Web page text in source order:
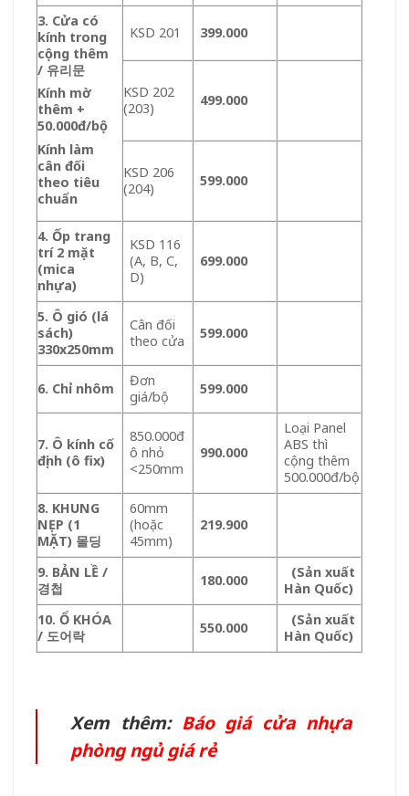
3. Cửa có
kính trong
cộng thêm
/ 유리문
Kính mờ
thêm +
50.000đ/bộ
Kính làm
cân đối
theo tiêu
chuẩn
KSD 201 399.000
KSD 202
(203)
499.000
KSD 206
(204)
599.000
4. Ốp trang
trí 2 mặt
(mica
nhựa)
KSD 116
(A, B, C,
D)
699.000
5. Ô gió (lá
sách)
330x250mm
Cân đối
theo cửa
599.000
6. Chỉ nhôm
Đơn
giá/bộ
599.000
7. Ô kính cố
định (ô fix)
850.000đ
ô nhỏ
<250mm
990.000
Loại Panel
ABS thì
cộng thêm
500.000đ/bộ
8. KHUNG
NẸP (1
MẶT) 몰딩
60mm
(hoặc
45mm)
219.900
9. BẢN LỀ /
경첩
180.000
(Sản xuất
Hàn Quốc)
10. Ổ KHÓA
/ 도어락
550.000
(Sản xuất
Hàn Quốc)
Xem thêm: Báo giá cửa nhựa
phòng ngủ giá rẻ